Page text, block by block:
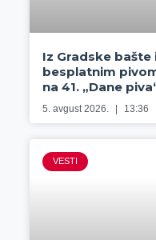
Iz Gradske
besplatnim
na 41. „Dane
5. avgust 2026. 13:36
VESTI